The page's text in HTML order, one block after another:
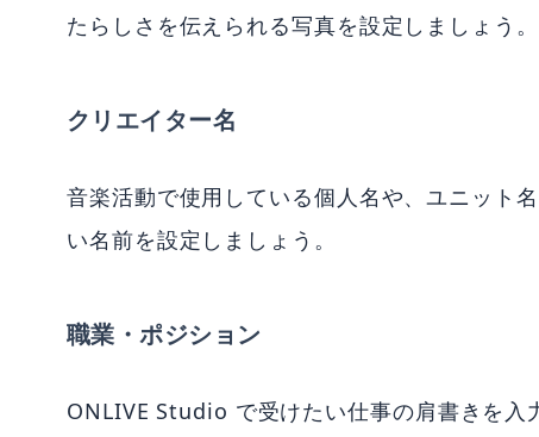
たらしさを伝えられる写真を設定しましょう。
クリエイター名
音楽活動で使用している個人名や、ユニット
い名前を設定しましょう。
職業・ポジション
ONLIVE Studio で受けたい仕事の肩書きを入